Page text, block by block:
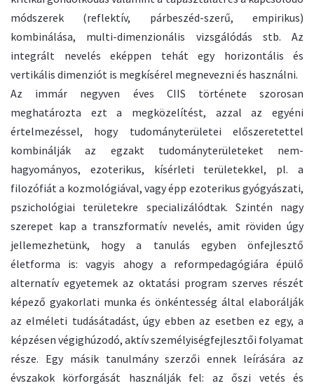
módszerek (reflektív, párbeszéd-szerű, empirikus)
kombinálása, multi-dimenzionális vizsgálódás stb. Az
integrált nevelés eképpen tehát egy horizontális és
vertikális dimenziót is megkísérel megnevezni és használni.
Az immár negyven éves CIIS története szorosan
meghatározta ezt a megközelítést, azzal az egyéni
értelmezéssel, hogy tudományterületei előszeretettel
kombinálják az egzakt tudományterületeket nem-
hagyományos, ezoterikus, kísérleti területekkel, pl. a
filozófiát a kozmológiával, vagy épp ezoterikus gyógyászati,
pszichológiai területekre specializálódtak. Szintén nagy
szerepet kap a transzformatív nevelés, amit röviden úgy
jellemezhetünk, hogy a tanulás egyben önfejlesztő
életforma is: vagyis ahogy a reformpedagógiára épülő
alternatív egyetemek az oktatási program szerves részét
képező gyakorlati munka és önkéntesség által elaborálják
az elméleti tudásátadást, úgy ebben az esetben ez egy, a
képzésen végighúzodó, aktív személyiségfejlesztői folyamat
része. Egy másik tanulmány szerzői ennek leírására az
évszakok körforgását használják fel: az őszi vetés és